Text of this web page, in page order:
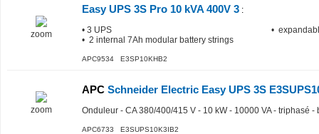
zoom
Easy UPS 3S Pro 10 kVA 400V 3 :
• 3 UPS
• 2 internal 7Ah modular battery strings
•
APC9534 E3SP10KHB2
zoom
APC Schneider Electric Easy UPS 3S
Onduleur - CA 380/400/415 V - 10 kW - 10000 VA - triphasé -
APC6733 E3SUPS10K3IB2